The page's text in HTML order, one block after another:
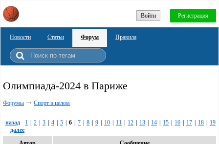
Войти Регистрация
Новости Статьи Форум Правила
Олимпиада-2024 в Париже
Форумы Спорт в целом
назад 1 2 3 4 5 6 7 8 9 10 11 12 13 14 15 16 17 18
19
далее